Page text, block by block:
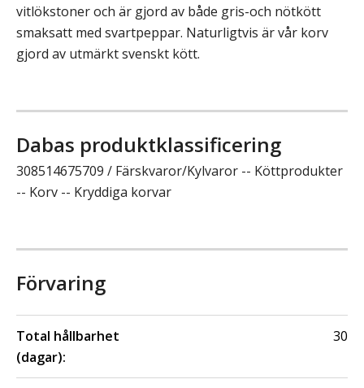
vitlökstoner och är gjord av både gris-och nötkött
smaksatt med svartpeppar. Naturligtvis är vår korv
gjord av utmärkt svenskt kött.
Dabas produktklassificering
308514675709 / Färskvaror/Kylvaror -- Köttprodukter
-- Korv -- Kryddiga korvar
Förvaring
Total hållbarhet
(dagar):
30